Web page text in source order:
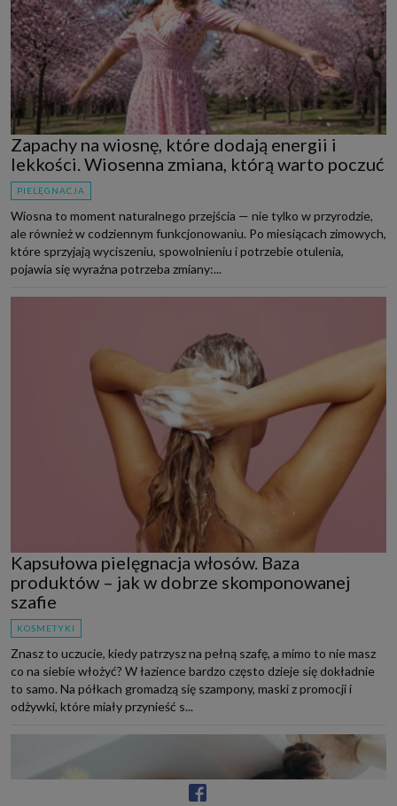
Zapachy na wiosnę, które dodają energii i
lekkości. Wiosenna zmiana, którą warto poczuć
PIELĘGNACJA
Wiosna to moment naturalnego przejścia — nie tylko w przyrodzie,
ale również w codziennym funkcjonowaniu. Po miesiącach zimowych,
które sprzyjają wyciszeniu, spowolnieniu i potrzebie otulenia,
pojawia się wyraźna potrzeba zmiany:...
Kapsułowa pielęgnacja włosów. Baza
produktów – jak w dobrze skomponowanej
szafie
KOSMETYKI
Znasz to uczucie, kiedy patrzysz na pełną szafę, a mimo to nie masz
co na siebie włożyć? W łazience bardzo często dzieje się dokładnie
to samo. Na półkach gromadzą się szampony, maski z promocji i
odżywki, które miały przynieść s...